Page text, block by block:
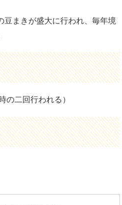
豆まきが盛大に行われ、毎年境
二回行われる）